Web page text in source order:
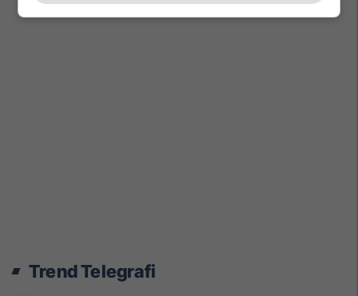
Trend Telegrafi